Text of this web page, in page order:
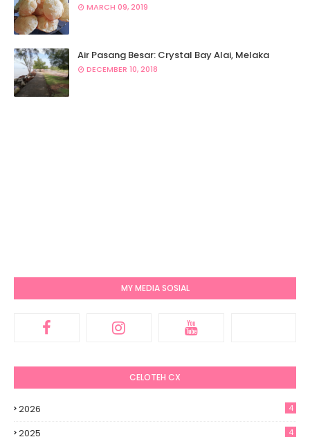
MARCH 09, 2019
Air Pasang Besar: Crystal Bay Alai, Melaka
DECEMBER 10, 2018
MY MEDIA SOSIAL
CELOTEH CX
2026 4
2025 4